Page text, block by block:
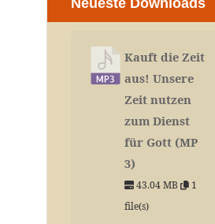
Neueste Downloads
Kauft die Zeit
aus! Unsere
Zeit nutzen
zum Dienst
für Gott (MP
3)
43.04 MB
1
file(s)